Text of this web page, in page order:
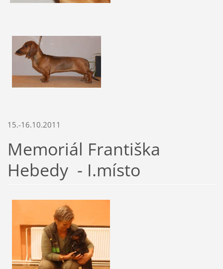
15.-16.10.2011
Memoriál Františka
Hebedy - I.místo